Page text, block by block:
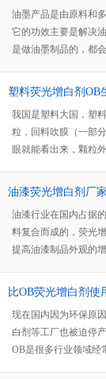
油墨产品是由原料和
它的功效主要是解决
是做油墨制品的，都
OB已用于上千家用户
塑料荧光增白剂OB
我国是塑料大国，塑
粒，回料吹膜（一部
眼就能看出来，颗粒
白。很多再生塑料制
油漆荧光增白剂厂
油漆行业在国内占据
料复合而成的，荧光
提高油漆制品外观的
增白剂厂家热线是多
比OB荧光增白剂使
现在国内因为环保原
白剂等工厂也被迫停
OB是很多行业领域经